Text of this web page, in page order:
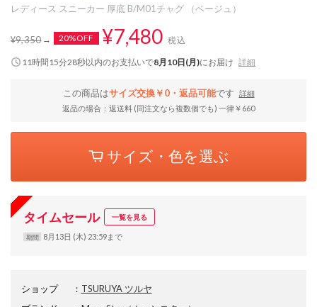
レディース スニーカー 厚底 B/M01チャグ （ベージュ）
¥9,350 20%OFF ¥7,480 税込
11時間15分27秒以内のお支払いで8月10日(月)にお届け 詳細
この商品はサイズ交換￥0・返品可能です
詳細
返品の場合：返送料 (同注文なら複数個でも) 一律￥660
サイズ・色を選ぶ
タイムセール 一覧を見る
期間 8月13日 (木) 23:59まで
ショップ ： TSURUYA ツルヤ